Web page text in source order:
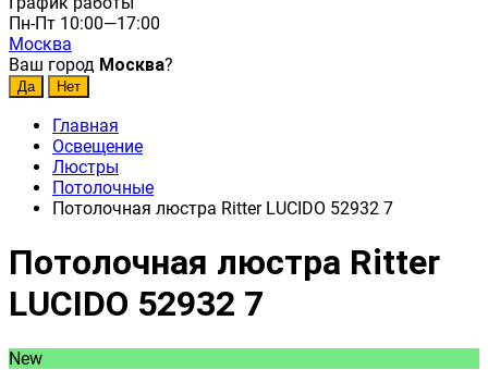
Пн-Пт 10:00—17:00
Москва
Ваш город Москва?
Главная
Освещение
Люстры
Потолочные
Потолочная люстра Ritter LUCIDO 52932 7
Потолочная люстра Ritter
LUCIDO 52932 7
New